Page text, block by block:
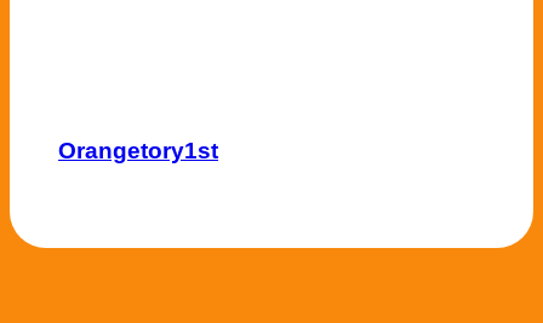
Orangetory1st